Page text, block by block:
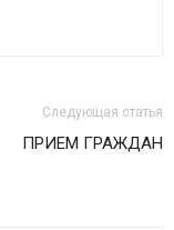
Следующая статья
ПРИЕМ ГРАЖДАН